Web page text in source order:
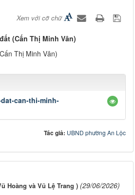
Xem với cỡ chữ
(Cấn Thị Minh Vân)
Thị Minh Vân)
can-thi-minh-
Tác giả: UBND phường An Lộc
Hoàng và Vũ Lệ Trang ) (29/06/2026)